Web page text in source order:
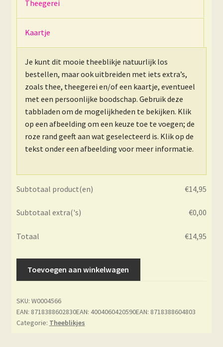
Theegerei
Kaartje
Je kunt dit mooie theeblikje natuurlijk los
bestellen, maar ook uitbreiden met iets extra’s,
zoals thee, theegerei en/of een kaartje, eventueel
met een persoonlijke boodschap. Gebruik deze
tabbladen om de mogelijkheden te bekijken. Klik
op een afbeelding om een keuze toe te voegen; de
roze rand geeft aan wat geselecteerd is. Klik op de
tekst onder een afbeelding voor meer informatie.
Subtotaal product(en) €14,95
Subtotaal extra('s) €0,00
Totaal €14,95
Celadon
-
Rouge-
Toevoegen aan winkelwagen
SKU: W0004566
EAN: 8718388602830EAN: 4004060420590EAN: 8718388604803
Categorie: Theeblikjes